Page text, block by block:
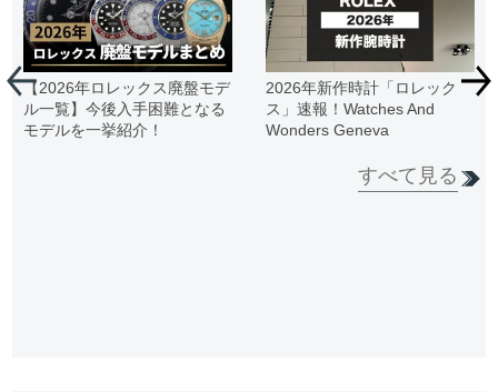
【2026年ロレックス廃盤モデ
ル一覧】今後入手困難となる
モデルを一挙紹介！
2026年新作時計「ロレック
ス」速報！Watches And
Wonders Geneva
すべて見る